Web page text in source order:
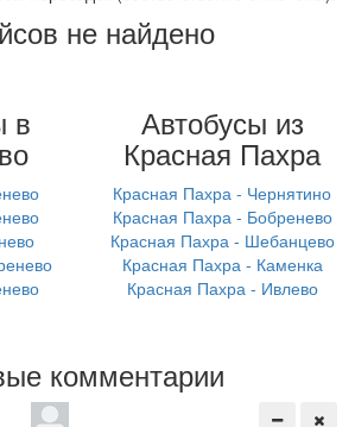
не найдено
в Автобусы из
Красная Пахра
Красная Пахра - Чернятино
Красная Пахра - Бобренево
Красная Пахра - Шебанцево
Красная Пахра - Каменка
Красная Пахра - Ивлево
комментарии